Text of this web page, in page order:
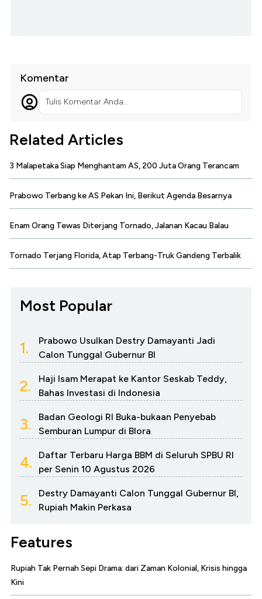
Komentar
Tulis Komentar Anda...
Related Articles
3 Malapetaka Siap Menghantam AS, 200 Juta Orang Terancam
Prabowo Terbang ke AS Pekan Ini, Berikut Agenda Besarnya
Enam Orang Tewas Diterjang Tornado, Jalanan Kacau Balau
Tornado Terjang Florida, Atap Terbang-Truk Gandeng Terbalik
Most Popular
1.
Prabowo Usulkan Destry Damayanti Jadi
Calon Tunggal Gubernur BI
2.
Haji Isam Merapat ke Kantor Seskab Teddy,
Bahas Investasi di Indonesia
3.
Badan Geologi RI Buka-bukaan Penyebab
Semburan Lumpur di Blora
4.
Daftar Terbaru Harga BBM di Seluruh SPBU RI
per Senin 10 Agustus 2026
5.
Destry Damayanti Calon Tunggal Gubernur BI,
Rupiah Makin Perkasa
Features
Rupiah Tak Pernah Sepi Drama: dari Zaman Kolonial, Krisis hingga
Kini